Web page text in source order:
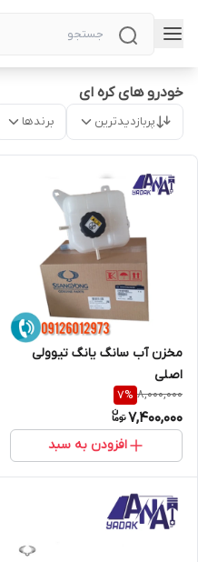
خودرو های کره ای
پربازدیدترین برندها
مخزن آب سانگ یانگ تیوولی
اصلی
8,000,000
7%
7,400,000
افزودن به سبد